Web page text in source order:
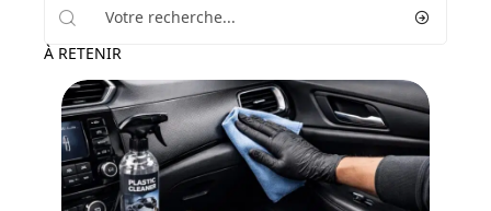
À RETENIR
Voiture